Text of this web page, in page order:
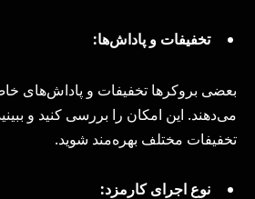
تخفیفات و پاداش‌ها:
بعضی بروکرها تخفیفات و پاداش‌های خاص
می‌دهند. این امکان را بررسی کنید و ببینید
تخفیفات مختلف بهره‌مند شوید.
نوع اجرای کارمزد: